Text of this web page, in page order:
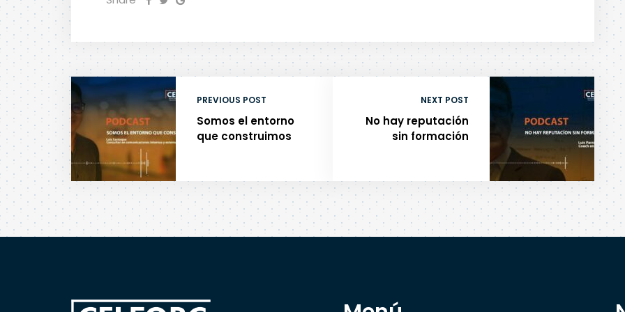
PREVIOUS POST
Somos el entorno
que construimos
NEXT POST
No hay reputación
sin formación